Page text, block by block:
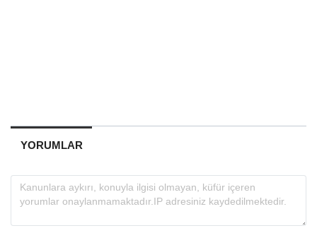
YORUMLAR